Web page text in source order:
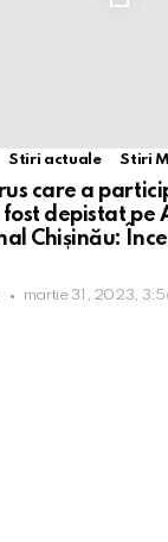
Stiri actuale Stiri
care a
depistat pe
Chișinău:
martie 31, 2023,